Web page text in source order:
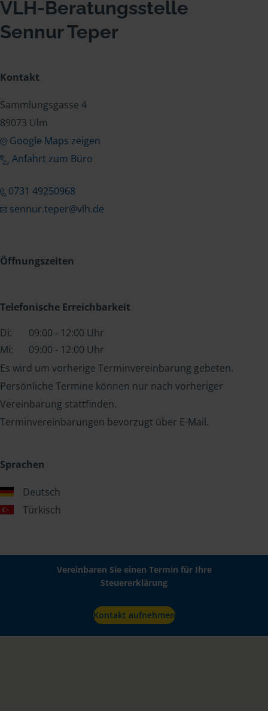
VLH-Beratungsstelle
Sennur Teper
Kontakt
Sammlungsgasse 4
89073 Ulm
Google Maps zeigen
Anfahrt zum Büro
0731 49250968
sennur.teper@vlh.de
Öffnungszeiten
Telefonische Erreichbarkeit
Di:
09:00 - 12:00 Uhr
Mi:
09:00 - 12:00 Uhr
Es wird um vorherige Terminvereinbarung gebeten.
Persönliche Termine können nur nach vorheriger
Vereinbarung stattfinden.
Terminvereinbarungen bevorzugt über E-Mail.
Sprachen
Deutsch
Türkisch
Vereinbaren Sie einen Termin für Ihre
Steuererklärung
Kontakt aufnehmen